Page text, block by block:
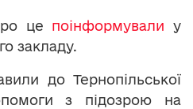
це поінформували у
закладу.
до Тернопільської
з підозрою на